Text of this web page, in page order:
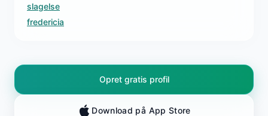
slagelse
fredericia
Opret gratis profil
Download på App Store